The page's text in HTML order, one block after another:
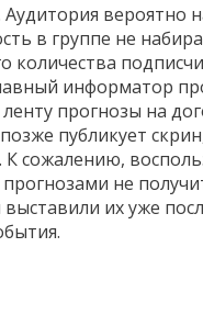
вероятно
в группе не
количества
информатор
прогнозы на
публикует
К сожалению,
не
их уже